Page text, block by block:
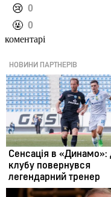
️😢 0
️🤬 0
коментарі